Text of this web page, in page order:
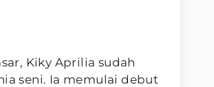
Kiky Aprilia sudah
seni. Ia memulai debut